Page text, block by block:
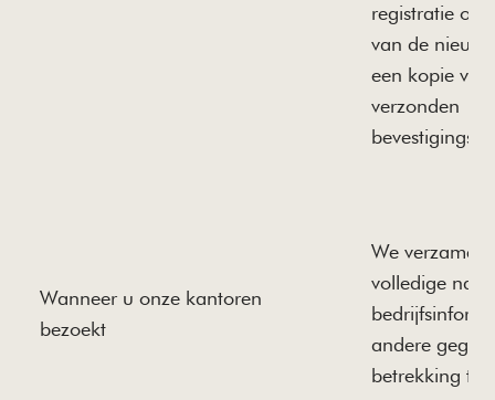
registratie of
van de
een kopie
verzonden
Wanneer u onze kantoren
bezoekt
We
volledige
andere
betrekking tot